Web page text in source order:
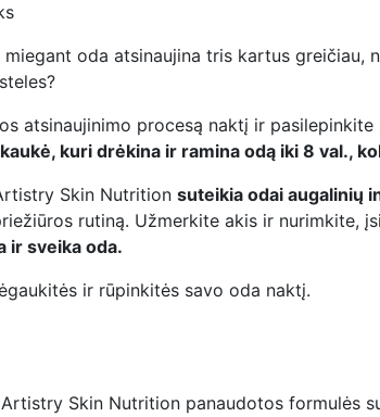
oda atsinaujina tris kartus greičiau,
atsinaujinimo procesą naktį ir
kuri drėkina ir ramina odą iki 8 val.,
Skin Nutrition suteikia odai augalinių
rutiną. Užmerkite akis ir nurimkite,
ir sveika oda.
ir rūpinkitės savo oda naktį.
Skin Nutrition panaudotos formulės